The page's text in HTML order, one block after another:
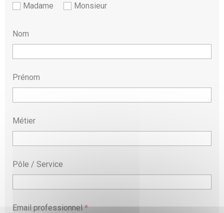
Madame
Monsieur
Nom
Prénom
Métier
Pôle / Service
Email professionnel*